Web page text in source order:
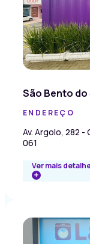
São Bento do
ENDEREÇO
Av. Argolo, 282
061
Ver mais